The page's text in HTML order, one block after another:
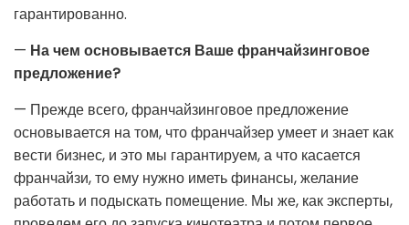
гарантированно.
— На чем основывается Ваше франчайзинговое
предложение?
— Прежде всего, франчайзинговое предложение
основывается на том, что франчайзер умеет и знает как
вести бизнес, и это мы гарантируем, а что касается
франчайзи, то ему нужно иметь финансы, желание
работать и подыскать помещение. Мы же, как эксперты,